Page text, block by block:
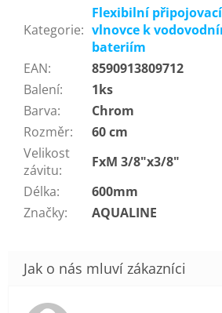
Kategorie:
Flexibilní
vlnovce k
bateriím
EAN:
8590913809712
Balení:
1ks
Barva:
Chrom
Rozměr:
60 cm
Velikost
závitu:
FxM 3/8"x3/8"
Délka:
600mm
Značky: AQUALINE